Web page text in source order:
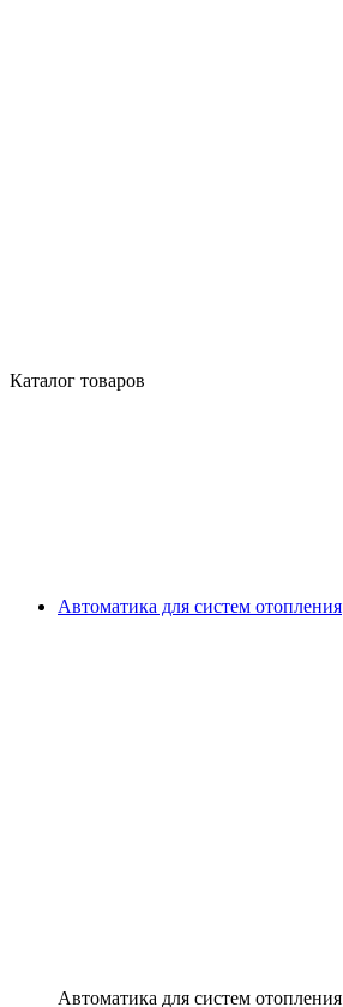
Каталог товаров
Автоматика для систем отопления
Автоматика для систем отопления